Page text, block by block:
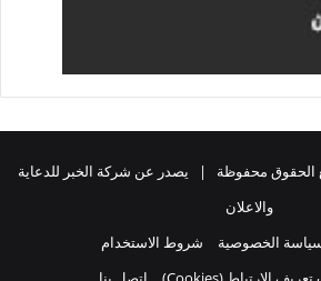
2026، جميع الحقوق محفوظة | يصدر عن شركة الخبر للدعاية
والاعلان
الخصوصية
شروط الاستخدام